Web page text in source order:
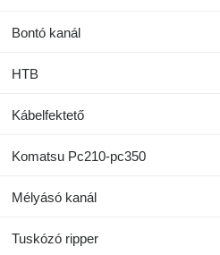
Bontó kanál
HTB
Kábelfektető
Komatsu Pc210-pc350
Mélyásó kanál
Tuskózó ripper